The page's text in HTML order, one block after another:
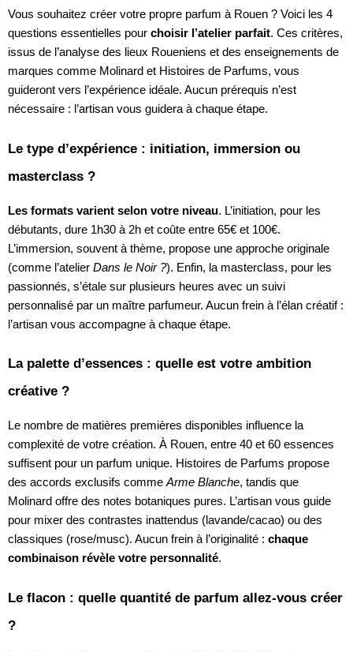
Vous souhaitez créer votre propre parfum à Rouen ? Voici les 4
questions essentielles pour choisir l’atelier parfait. Ces critères,
issus de l’analyse des lieux Roueniens et des enseignements de
marques comme Molinard et Histoires de Parfums, vous
guideront vers l’expérience idéale. Aucun prérequis n’est
nécessaire : l’artisan vous guidera à chaque étape.
Le type d’expérience : initiation, immersion ou
masterclass ?
Les formats varient selon votre niveau. L’initiation, pour les
débutants, dure 1h30 à 2h et coûte entre 65€ et 100€.
L’immersion, souvent à thème, propose une approche originale
(comme l’atelier Dans le Noir ?). Enfin, la masterclass, pour les
passionnés, s’étale sur plusieurs heures avec un suivi
personnalisé par un maître parfumeur. Aucun frein à l’élan créatif :
l’artisan vous accompagne à chaque étape.
La palette d’essences : quelle est votre ambition
créative ?
Le nombre de matières premières disponibles influence la
complexité de votre création. À Rouen, entre 40 et 60 essences
suffisent pour un parfum unique. Histoires de Parfums propose
des accords exclusifs commeArme Blanche, tandis que
Molinard offre des notes botaniques pures. L’artisan vous guide
pour mixer des contrastes inattendus (lavande/cacao) ou des
classiques (rose/musc). Aucun frein à l’originalité : chaque
combinaison révèle votre personnalité.
Le flacon : quelle quantité de parfum allez-vous créer
?